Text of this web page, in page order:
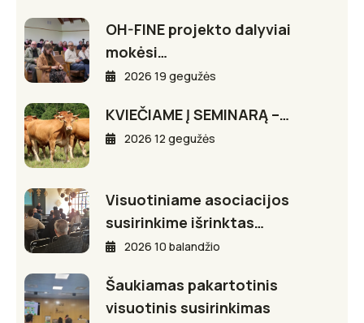
OH-FINE projekto dalyviai
mokėsi…
2026 19 gegužės
KVIEČIAME Į SEMINARĄ –…
2026 12 gegužės
Visuotiniame asociacijos
susirinkime išrinktas…
2026 10 balandžio
Šaukiamas pakartotinis
visuotinis susirinkimas